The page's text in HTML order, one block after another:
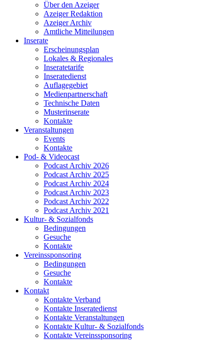
Über den Azeiger
Azeiger Redaktion
Azeiger Archiv
Amtliche Mitteilungen
Inserate
Erscheinungsplan
Lokales & Regionales
Inseratetarife
Inseratedienst
Auflagegebiet
Medienpartnerschaft
Technische Daten
Musterinserate
Kontakte
Veranstaltungen
Events
Kontakte
Pod- & Videocast
Podcast Archiv 2026
Podcast Archiv 2025
Podcast Archiv 2024
Podcast Archiv 2023
Podcast Archiv 2022
Podcast Archiv 2021
Kultur- & Sozialfonds
Bedingungen
Gesuche
Kontakte
Vereinssponsoring
Bedingungen
Gesuche
Kontakte
Kontakt
Kontakte Verband
Kontakte Inseratedienst
Kontakte Veranstaltungen
Kontakte Kultur- & Sozialfonds
Kontakte Vereinssponsoring